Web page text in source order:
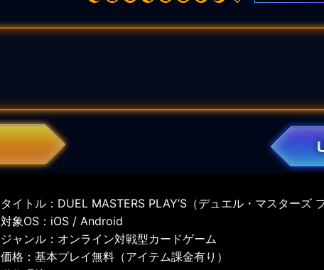
タイトル：DUEL MASTERS PLAY’S（デュエル・マスターズ
対象OS：iOS / Android
ジャンル：オンライン対戦型カードゲーム
価格：基本プレイ無料（アイテム課金有り）